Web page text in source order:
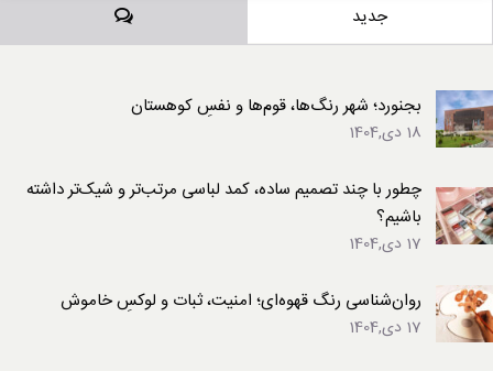
جدید دیدگاه‌ها
بجنورد؛ شهر رنگ‌ها، قوم‌ها و نفسِ کوهستان
18 دی,1404
چطور با چند تصمیم ساده، کمد لباسی مرتب‌تر و شیک‌تر داشته
باشیم؟
17 دی,1404
روان‌شناسی رنگ قهوه‌ای؛ امنیت، ثبات و لوکسِ خاموش
17 دی,1404